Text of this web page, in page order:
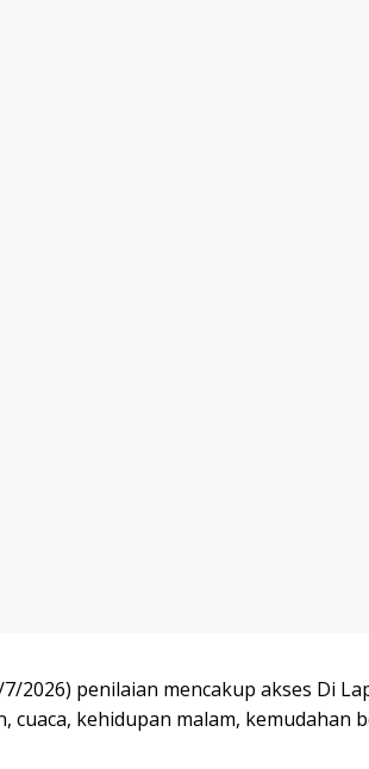
7/2026) penilaian mencakup akses Di
cuaca, kehidupan malam, kemudahan